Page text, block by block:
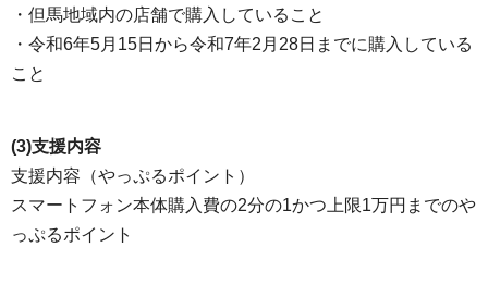
・但馬地域内の店舗で購入していること
・令和6年5月15日から令和7年2月28日までに購入している
こと
(3)支援内容
支援内容（やっぷるポイント）
スマートフォン本体購入費の2分の1かつ上限1万円までのや
っぷるポイント